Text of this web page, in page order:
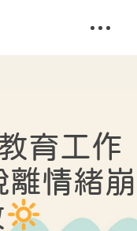
育工作
離情緒崩